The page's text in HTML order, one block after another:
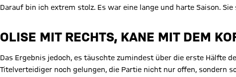
Darauf bin ich extrem stolz. Es war eine lange und harte Saison. Sie
OLISE MIT RECHTS, KANE MIT DEM
Das Ergebnis jedoch, es täuschte zumindest über die erste Hälfte
Titelverteidiger noch gelungen, die Partie nicht nur offen, sondern